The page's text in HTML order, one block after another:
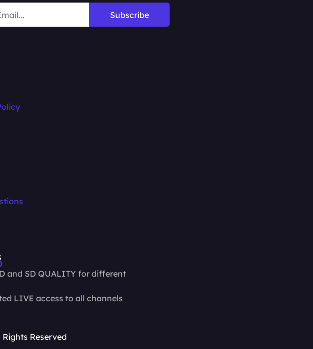
Subscribe
and SD QUALITY for different
LIVE access to all channels
Rights Reserved